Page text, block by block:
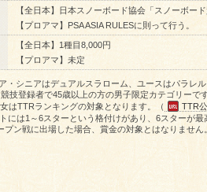
【全日本】日本スノーボード協会「スノーボー
【プロアマ】PSA ASIA RULESに則って行う。
【全日本】1種目8,000円
【プロアマ】未定
・シニアはデュアルスラローム、ユースはパラレ
技登録者で45歳以上の方の男子限定カテゴリーで
はTTRランキングの対象となります。（
TTR
には1～6スターという格付けがあり、6スターが最
ン戦に出場した場合、賞金の対象とはなりません